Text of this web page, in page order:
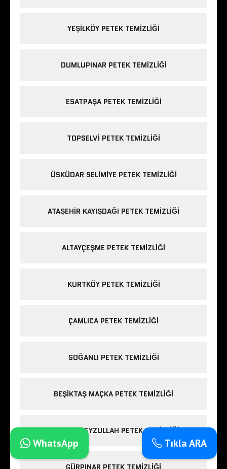
YEŞILKÖY PETEK TEMIZLIĞI
DUMLUPINAR PETEK TEMIZLIĞI
ESATPAŞA PETEK TEMIZLIĞI
TOPSELVI PETEK TEMIZLIĞI
ÜSKÜDAR SELIMIYE PETEK TEMIZLIĞI
ATAŞEHIR KAYIŞDAĞI PETEK TEMIZLIĞI
ALTAYÇEŞME PETEK TEMIZLIĞI
KURTKÖY PETEK TEMIZLIĞI
ÇAMLICA PETEK TEMIZLIĞI
SOĞANLI PETEK TEMIZLIĞI
BEŞIKTAŞ MAÇKA PETEK TEMIZLIĞI
MALTEPE FEYZULLAH PETEK TEMIZLIĞI
GÜRPINAR PETEK TEMIZLIĞI
Tıkla ARA
WhatsApp